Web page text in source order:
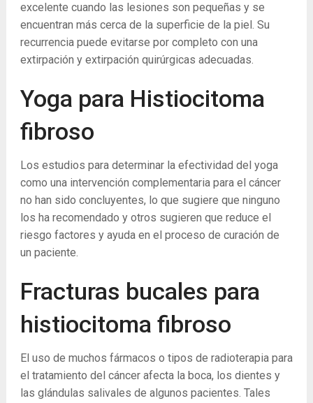
excelente cuando las lesiones son pequeñas y se
encuentran más cerca de la superficie de la piel. Su
recurrencia puede evitarse por completo con una
extirpación y extirpación quirúrgicas adecuadas.
Yoga para Histiocitoma
fibroso
Los estudios para determinar la efectividad del yoga
como una intervención complementaria para el cáncer
no han sido concluyentes, lo que sugiere que ninguno
los ha recomendado y otros sugieren que reduce el
riesgo factores y ayuda en el proceso de curación de
un paciente.
Fracturas bucales para
histiocitoma fibroso
El uso de muchos fármacos o tipos de radioterapia para
el tratamiento del cáncer afecta la boca, los dientes y
las glándulas salivales de algunos pacientes. Tales